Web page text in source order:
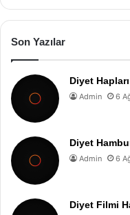
Son Yazılar
Diyet
Admin 6
Diyet
Admin 6
Diyet Filmi